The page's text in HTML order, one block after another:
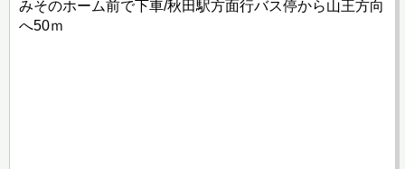
みそのホーム前で下車/秋田駅方面行バス停から山王方向
へ50ｍ